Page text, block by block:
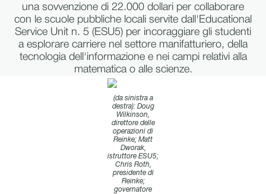
una sovvenzione di 22.000 dollari per collaborare
con le scuole pubbliche locali servite dall'Educational
Service Unit n. 5 (ESU5) per incoraggiare gli studenti
a esplorare carriere nel settore manifatturiero, della
tecnologia dell'informazione e nei campi relativi alla
matematica o alle scienze.
(da sinistra a
destra): Doug
Wilkinson,
direttore delle
operazioni di
Reinke; Matt
Dworak,
istruttore ESU5;
Chris Roth,
presidente di
Reinke;
governatore